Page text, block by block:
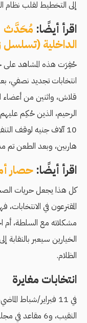
إلى التخطيط لقلب نظام
اقرأ أيضًا: مُحَدَّث |
الداخلية (تسلسل
حُفِرَت هذه المشاهد على
انتخابات تجديد نصفي،
قلاش، واثنين من
الرحيم، الذين حُكِم
10 آلاف جنيه لوقف
هاربين، وبعد الطعن تم مد الحكم
اقرأ أيضًا: حصار
كل هذا يجعل حريات
المقترعون في
مشكلاته مع السلطة،
الخيارين سيعبر بالنقابة
الظلام.
انتخابات مغايرة
في 11 فبراير/شباط